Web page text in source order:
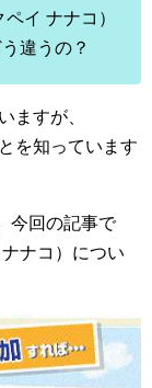
イ ナナコ）
違うの？
ますが、
を知っています
今回の記事で
ナコ）につい